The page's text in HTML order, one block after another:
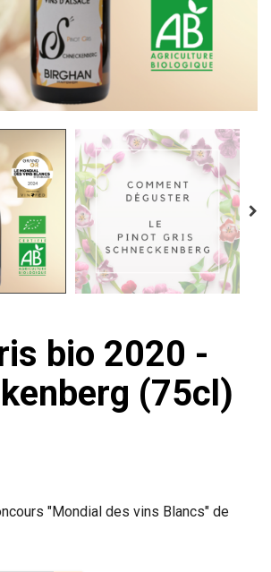
bio 2020 -
(75cl)
"Mondial des vins Blancs" de